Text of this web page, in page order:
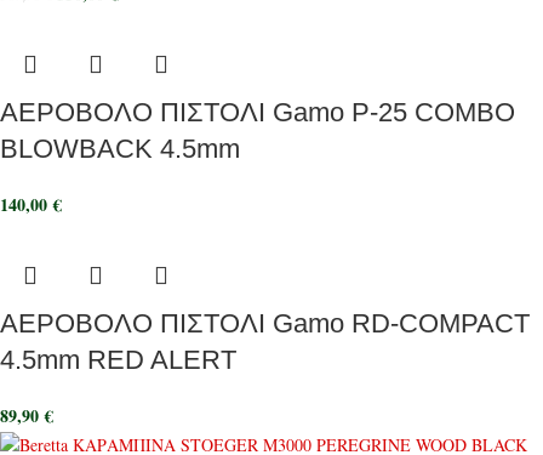
ΑΕΡΟΒΟΛΟ ΠΙΣΤΟΛΙ Gamo P-25 COMBO
BLOWBACK 4.5mm
140,00€
ΑΕΡΟΒΟΛΟ ΠΙΣΤΟΛΙ Gamo RD-COMPACT
4.5mm RED ALERT
89,90€